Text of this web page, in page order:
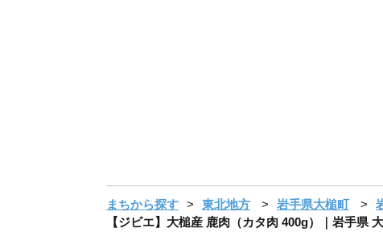
まちから探す 東北地方 岩手県大槌町
【ジビエ】大槌産 鹿肉（カタ肉 400g）｜岩手県